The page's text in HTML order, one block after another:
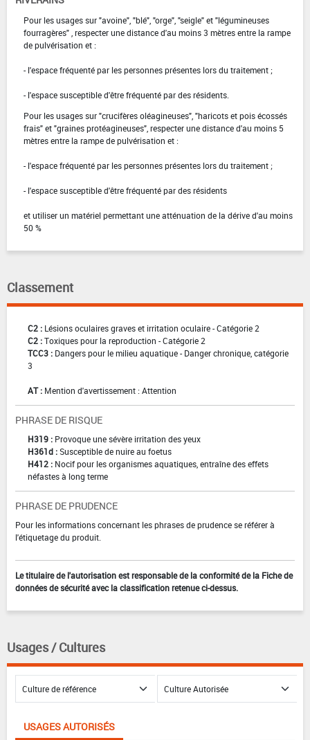
Pour les usages sur "avoine", "blé", "orge", "seigle" et "légumineuses
fourragères" , respecter une distance d'au moins 3 mètres entre la rampe
de pulvérisation et :
- l'espace fréquenté par les personnes présentes lors du traitement ;
- l'espace susceptible d'être fréquenté par des résidents.
Pour les usages sur "crucifères oléagineuses", "haricots et pois écossés
frais" et "graines protéagineuses", respecter une distance d'au moins 5
mètres entre la rampe de pulvérisation et :
- l'espace fréquenté par les personnes présentes lors du traitement ;
- l'espace susceptible d'être fréquenté par des résidents
et utiliser un matériel permettant une atténuation de la dérive d'au moins
50 %
Classement
C2 : Lésions oculaires graves et irritation oculaire - Catégorie 2
C2 :Toxiques pour la reproduction - Catégorie 2
TCC3 : Dangers pour le milieu aquatique - Danger chronique, catégorie
3
AT : Mention d'avertissement : Attention
PHRASE DE RISQUE
H319 : Provoque une sévère irritation des yeux
H361d :Susceptible de nuire au foetus
H412 : Nocif pour les organismes aquatiques, entraîne des effets
néfastes à long terme
PHRASE DE PRUDENCE
Pour les informations concernant les phrases de prudence se référer à
l'étiquetage du produit.
Le titulaire de l'autorisation est responsable de la conformité de la Fiche de
données de sécurité avec la classification retenue ci-dessus.
Usages / Cultures
USAGES AUTORISÉS